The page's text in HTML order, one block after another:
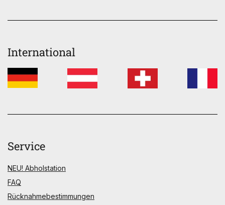
International
Service
NEU! Abholstation
FAQ
Rücknahmebestimmungen